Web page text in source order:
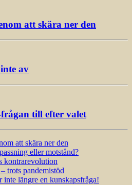
att skära ner den
av
till efter valet
att skära ner den
eller motstånd?
kontrarevolution
trots pandemistöd
längre en kunskapsfråga!